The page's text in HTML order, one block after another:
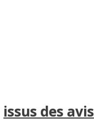
issus des avis